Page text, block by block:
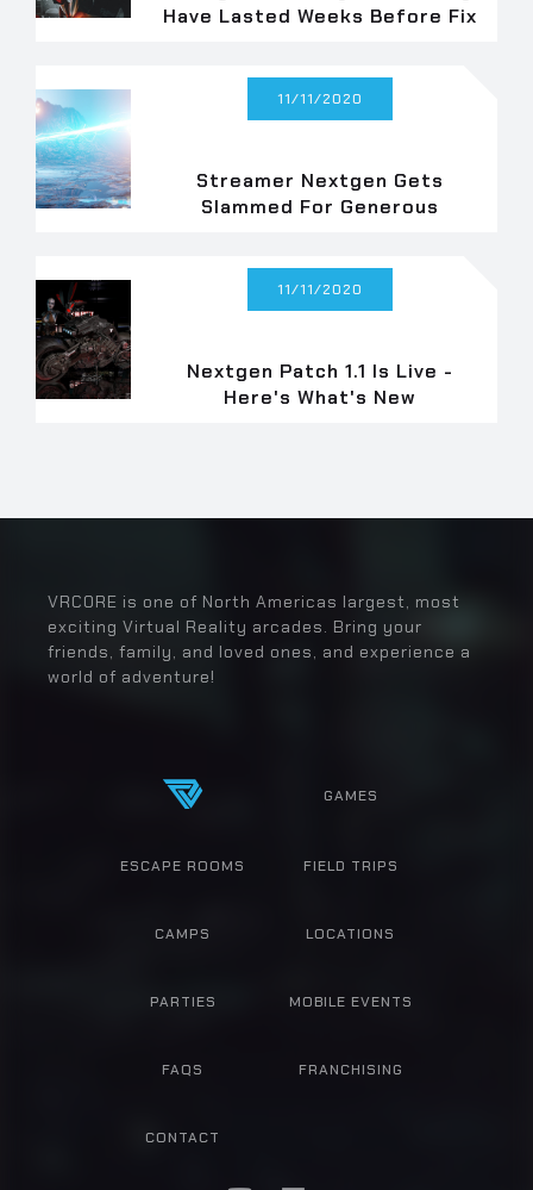
Have Lasted Weeks Before Fix
11/11/2020
Streamer Nextgen Gets
Slammed For Generous
11/11/2020
Nextgen Patch 1.1 Is Live -
Here's What's New
VRCORE is one of North Americas largest, most
exciting Virtual Reality arcades. Bring your
friends, family, and loved ones, and experience a
world of adventure!
GAMES
ESCAPE ROOMS FIELD TRIPS
CAMPS LOCATIONS
PARTIES MOBILE EVENTS
FAQS FRANCHISING
CONTACT